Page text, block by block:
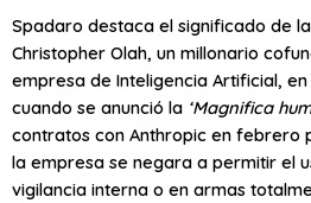
Spadaro destaca el significado de
Christopher Olah, un millonario
empresa de Inteligencia Artificial,
cuando se anunció la ‘Magnifica
contratos con Anthropic en febrero
la empresa se negara a permitir el
vigilancia interna o en armas